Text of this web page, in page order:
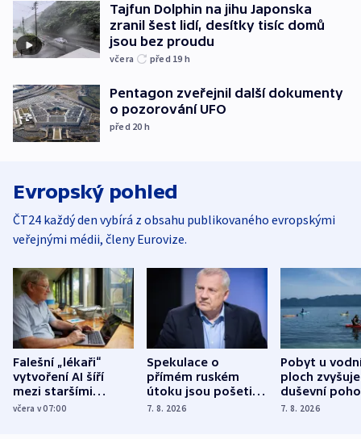
Tajfun Dolphin na jihu Japonska
zranil šest lidí, desítky tisíc domů
jsou bez proudu
včera před 19 h
Pentagon zveřejnil další dokumenty
o pozorování UFO
před 20 h
Evropský pohled
ČT24 každý den vybírá z obsahu publikovaného evropskými
veřejnými médii, členy Eurovize.
Falešní „lékaři“
vytvoření AI šíří
mezi staršími
Poláky nebezpečné
včera v 07:00
Spekulace o
přímém ruském
útoku jsou pošetilé,
míní estonský
7. 8. 2026
Pobyt u
ploch zvyšuje
duševní
ukázala
7. 8. 2026